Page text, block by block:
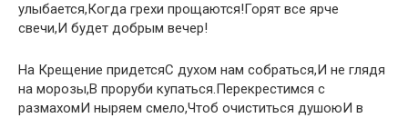
улыбается,Когда грехи прощаются!Горят все ярче
свечи,И будет добрым вечер!
На Крещение придетсяС духом нам собраться,И не глядя
на морозы,В проруби купаться.Перекрестимся с
размахомИ ныряем смело,Чтоб очиститься душоюИ в